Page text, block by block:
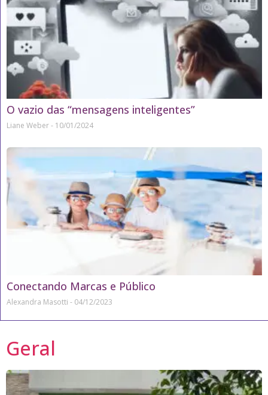
O vazio das “mensagens inteligentes”
Liane Weber 10/01/2024
Conectando Marcas e Público
Alexandra Masotti 04/12/2023
Geral